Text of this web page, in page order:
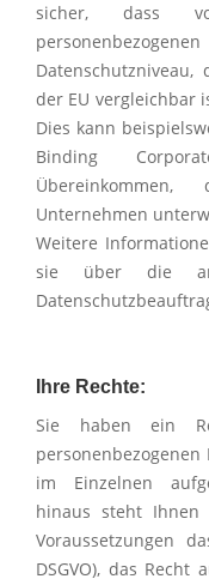
sicher, dass
der EU vergleichbar
Dies kann
Binding
Unternehmen
Weitere
sie über die
Ihre Rechte:
Sie haben ein
im Einzelnen
hinaus steht Ihnen
Voraussetzungen
DSGVO), das